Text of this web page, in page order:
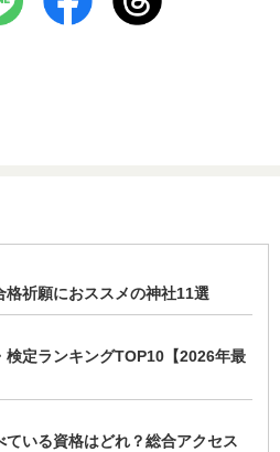
格祈願におススメの神社11選
検定ランキングTOP10【2026年最
いる資格はどれ？総合アクセス